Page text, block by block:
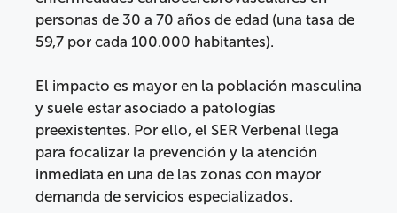
personas de 30 a 70 años de edad (una tasa de
59,7 por cada 100.000 habitantes).
El impacto es mayor en la población masculina
y suele estar asociado a patologías
preexistentes. Por ello, el SER Verbenal llega
para focalizar la prevención y la atención
inmediata en una de las zonas con mayor
demanda de servicios especializados.